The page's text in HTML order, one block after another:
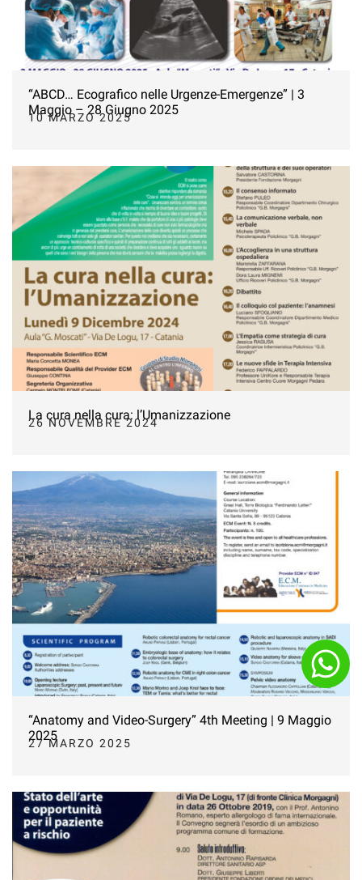
“ABCD… Ecografico nelle Urgenze-Emergenze” | 3
Maggio – 28 Giugno 2025
10 MARZO 2025
La cura nella cura: l’Umanizzazione
26 NOVEMBRE 2024
“Anatomy and Video-Surgery” 4th Meeting | 9 Maggio
2025
27 MARZO 2025